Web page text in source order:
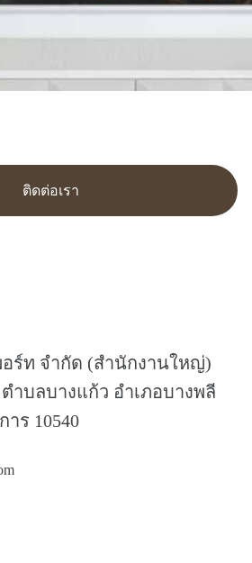
ติดต่อเรา
ร์ท จำกัด (สำนักงานใหญ่)
ำบลบางแก้ว อำเภอบางพลี
ร 10540